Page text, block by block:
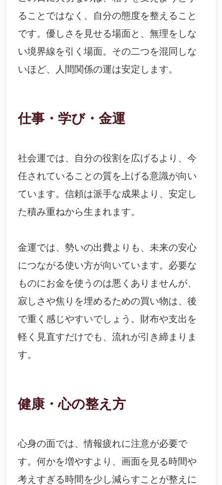
ることではなく、自分の態度を整えること
です。優しさを見せる場面と、無理をしな
い境界線を引く場面。その二つを混同しな
いほど、人間関係の運は安定します。
仕事・学び・金運
社会運では、自分の役割を広げるより、今
任されていることの質を上げる意識が向い
ています。信頼は派手な成果より、安定し
た積み重ねから生まれます。
金運では、勢いの出費よりも、未来の安心
につながる使い方が向いています。必要な
ものにお金を使うのは悪くありませんが、
寂しさや焦りを埋めるための買い物は、後
で重く感じやすいでしょう。財布や支出を
軽く見直すだけでも、流れが引き締まりま
す。
健康・心の整え方
心身の面では、情報疲れに注意が必要で
す。何かを増やすより、画面を見る時間や
考えすぎる時間を少し減らすことが整えに